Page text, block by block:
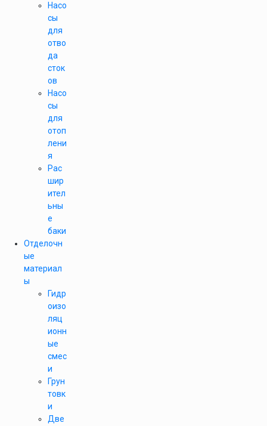
Насо
сы
для
отво
да
сток
ов
Насо
сы
для
отоп
лени
я
Рас
шир
ител
ьны
е
баки
Отделочн
ые
материал
ы
Гидр
оизо
ляц
ионн
ые
смес
и
Грун
товк
и
Две